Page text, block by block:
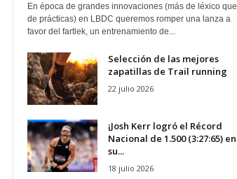
En época de grandes innovaciones (más de léxico que
de prácticas) en LBDC queremos romper una lanza a
favor del fartlek, un entrenamiento de...
Selección de las mejores
zapatillas de Trail running
22 julio 2026
¡Josh Kerr logró el Récord
Nacional de 1.500 (3:27:65) en
su...
18 julio 2026